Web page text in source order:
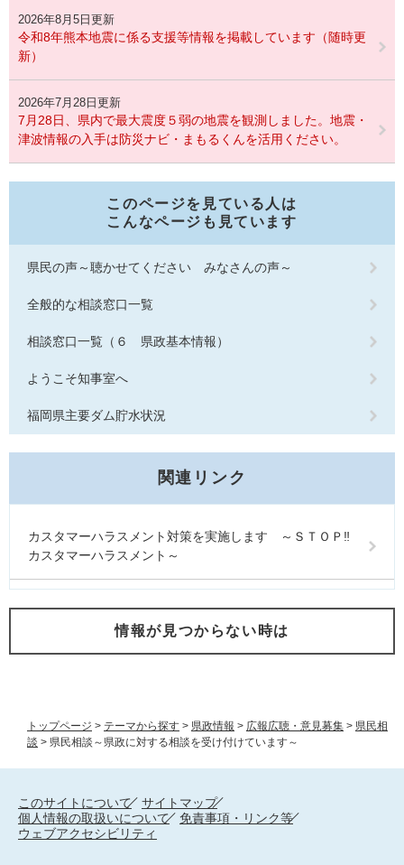
トップページ > テーマから探す > 県政情報 > 広報広聴・意見募集 > 県民相
談 > 県民相談～県政に対する相談を受け付けています～
2026年8月5日更新
令和8年熊本地震に係る支援等情報を掲載しています（随時更
新）
2026年7月28日更新
7月28日、県内で最大震度５弱の地震を観測しました。地震・
津波情報の入手は防災ナビ・まもるくんを活用ください。
このページを見ている人は
こんなページも見ています
県民の声～聴かせてください みなさんの声～
全般的な相談窓口一覧
相談窓口一覧（６ 県政基本情報）
ようこそ知事室へ
福岡県主要ダム貯水状況
関連リンク
カスタマーハラスメント対策を実施します ～ＳＴＯＰ‼
カスタマーハラスメント～
情報が見つからない時は
このサイトについて
サイトマップ
個人情報の取扱いについて
免責事項・リンク等
ウェブアクセシビリティ